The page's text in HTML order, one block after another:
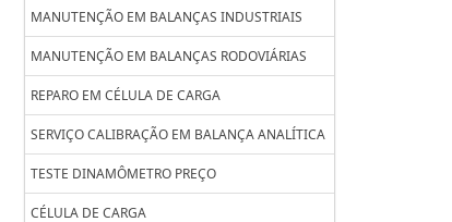
MANUTENÇÃO EM BALANÇAS INDUSTRIAIS
MANUTENÇÃO EM BALANÇAS RODOVIÁRIAS
REPARO EM CÉLULA DE CARGA
SERVIÇO CALIBRAÇÃO EM BALANÇA ANALÍTICA
TESTE DINAMÔMETRO PREÇO
CÉLULA DE CARGA